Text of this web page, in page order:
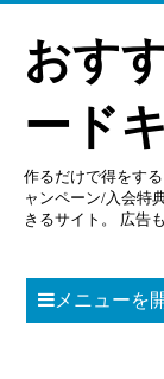
おす
ード
作るだけで得をす
ャンペーン/入会特
きるサイト。 広告
メニューを